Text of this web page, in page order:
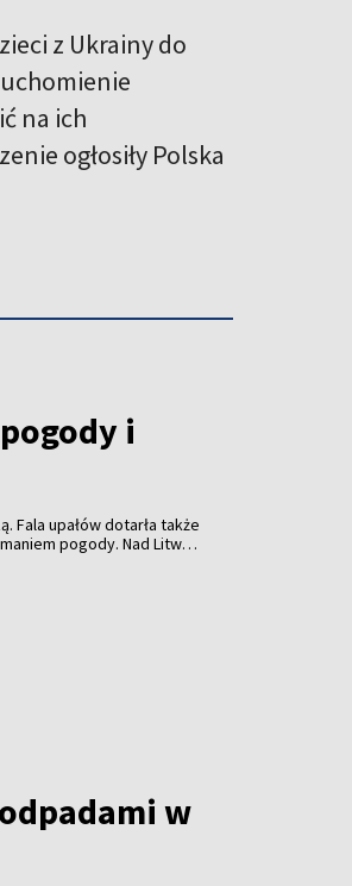
z Ukrainy do
na ich
ogłosiły Polska
i
Fala upałów dotarła także
pogody. Nad Litwą
w